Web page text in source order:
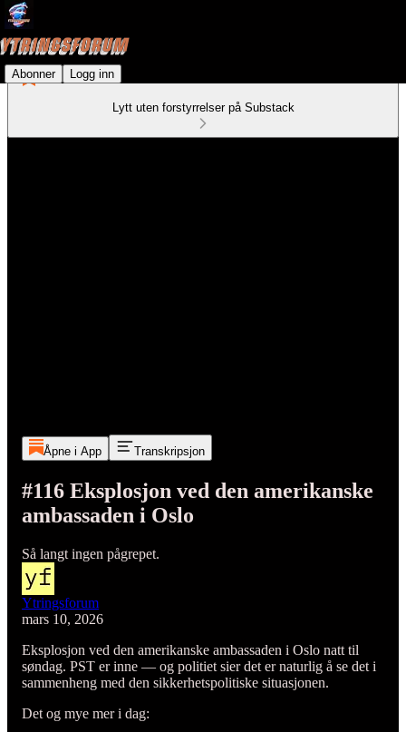
Abonner Logg inn
Lytt uten forstyrrelser på Substack
Åpne i App Transkripsjon
#116 Eksplosjon ved den amerikanske
ambassaden i Oslo
Så langt ingen pågrepet.
Ytringsforum
mars 10, 2026
Eksplosjon ved den amerikanske ambassaden i Oslo natt til
søndag. PST er inne — og politiet sier det er naturlig å se det i
sammenheng med den sikkerhetspolitiske situasjonen.
Det og mye mer i dag: